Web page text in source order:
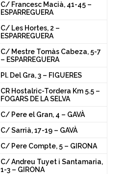
C/ Francesc Macià, 41-45 –
ESPARREGUERA
C/ Les Hortes, 2 –
ESPARREGUERA
C/ Mestre Tomàs Cabeza, 5-7
– ESPARREGUERA
Pl. Del Gra, 3 – FIGUERES
CR Hostalric-Tordera Km 5.5 –
FOGARS DE LA SELVA
C/ Pere el Gran, 4 – GAVÀ
C/ Sarrià, 17-19 – GAVÀ
C/ Pere Compte, 5 – GIRONA
C/ Andreu Tuyet i Santamaria,
1-3 – GIRONA